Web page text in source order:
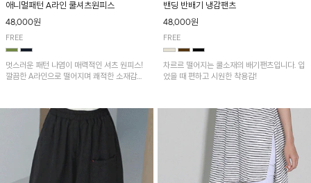
애니멀패턴 A라인 쿨셔츠원피스
48,000원
FREE
멋스러운 패턴 나염이 매력적인 셔츠 원피스!
깔끔한 A라인으로 떨어지며 쾌적한 소재감으
밴딩 반배기 냉감팬츠
48,000원
FREE
차르르 떨어지는 쿨소재의 배기팬츠입니다. 입
었을 때 편하고 시원한 착용감!